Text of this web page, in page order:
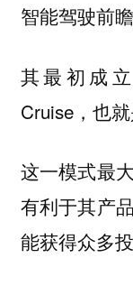
智能驾驶前瞻
其最初成
Cruise，也
这一模式最
有利于其产
能获得众多